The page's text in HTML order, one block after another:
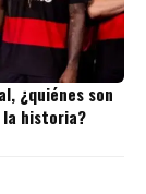
¿quiénes son
historia?